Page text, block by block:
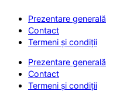
Prezentare generală
Contact
Termeni și condiții
Prezentare generală
Contact
Termeni și condiții